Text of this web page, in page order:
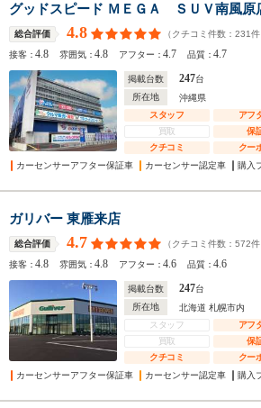
グッドスピード ＭＥＧＡ ＳＵＶ南風原
総合評価 4.8 （クチコミ件数： 231件
接客：4.8 雰囲気：4.8 アフター：4.7 品質：4.7
掲載台数 247台
所在地
沖縄県
スタッフ
アフ
買取
保
クチコミ
クー
カーセンサーアフター保証車
カーセンサー認定車 購入
ガリバー 東雁来店
総合評価 4.7 （クチコミ件数： 572件
接客：4.8 雰囲気：4.8 アフター：4.6 品質：4.6
掲載台数 247台
所在地
北海道 札幌市内
スタッフ
アフ
買取
保
クチコミ
クー
カーセンサーアフター保証車
カーセンサー認定車 購入